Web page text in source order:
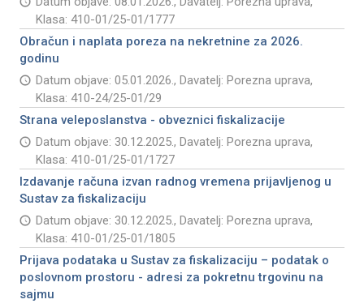
Klasa: 410-01/25-01/1777
Obračun i naplata poreza na nekretnine za 2026.
godinu
Datum objave: 05.01.2026., Davatelj: Porezna uprava,
Klasa: 410-24/25-01/29
Strana veleposlanstva - obveznici fiskalizacije
Datum objave: 30.12.2025., Davatelj: Porezna uprava,
Klasa: 410-01/25-01/1727
Izdavanje računa izvan radnog vremena prijavljenog u
Sustav za fiskalizaciju
Datum objave: 30.12.2025., Davatelj: Porezna uprava,
Klasa: 410-01/25-01/1805
Prijava podataka u Sustav za fiskalizaciju – podatak o
poslovnom prostoru - adresi za pokretnu trgovinu na
sajmu